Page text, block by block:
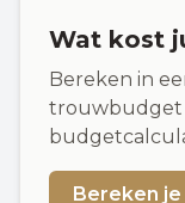
Wat kost
Bereken in
trouwbudget
Bereken